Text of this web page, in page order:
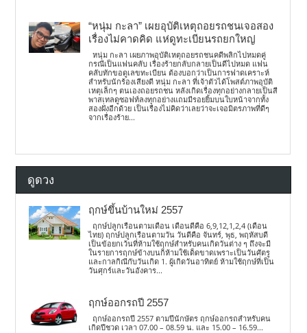
“หนุ่ม กะลา” เผยอุบัติเหตุถอยรถชนเจอสอง
เรื่องไม่คาดคิด แห่ดูทะเบียนรถยกใหญ่
หนุ่ม กะลา เผยภาพอุบัติเหตุถอยรถชนคดีพลิกไปหมดคู่
กรณีเป็นแฟนคลับ เรื่องร้ายกลับกลายเป็นดีไปหมด แฟน
คลับทักขอดูเลขทะเบียน ต้องบอกว่าเป็นการฟาดเคราะห์
สำหรับนักร้องเสียงดี หนุ่ม กะลา ที่เจ้าตัวได้โพสต์ภาพอุบัติ
เหตุเล็กๆ ตนเองถอยรถชน หลังเกิดเรื่องทุกอย่างกลายเป็นสี
พาสเทลดูซอฟท์ลงทุกอย่างแถมมีรอยยิ้มบนใบหน้าจากทั้ง
สองฝั่งอีกด้วย เป็นเรื่องไม่คิดว่าเลยว่าจะเจอมิตรภาพที่ดีๆ
จากเรื่องร้าย...
ดูดวง
ฤกษ์ขึ้นบ้านใหม่ 2557
ฤกษ์ปลูกเรือนตามเดือน เดือนดีคือ 6,9,12,1,2,4 (เดือน
ไทย) ฤกษ์ปลูกเรือนตามวัน วันดีคือ จันทร์, พุธ, พฤหัสบดี
เป็นข้อยกเว้นที่ห้ามใช้ฤกษ์สำหรับคนเกิดวันต่าง ๆ ถึงจะมี
ในรายการฤกษ์ข้างบนก็ห้ามใช้เด็ดขาดเพราะเป็นวันศัตรู
และกาลกิณีกับวันเกิด 1. ผู้เกิดวันอาทิตย์ ห้ามใช้ฤกษ์ที่เป็น
วันศุกร์และวันอังคาร...
ฤกษ์ออกรถปี 2557
ฤกษ์ออกรถปี 2557 ตามปีนักษัตร ฤกษ์ออกรถสำหรับคน
เกิดปีชวด เวลา 07.00 – 08.59 น. และ 15.00 – 16.59...